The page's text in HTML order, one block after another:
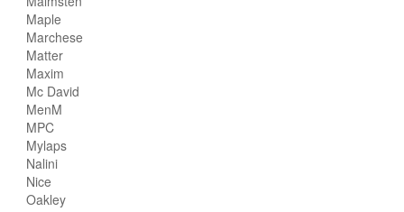
Maple
Marchese
Matter
Maxim
Mc David
MenM
MPC
Mylaps
Nalini
Nice
Oakley